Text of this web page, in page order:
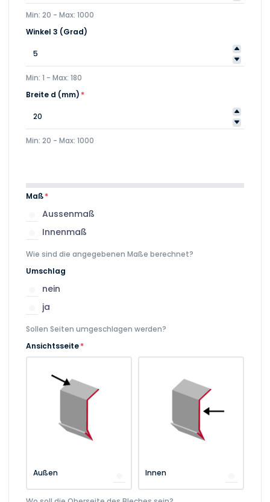
Min: 20 - Max: 1000
Winkel 3 (Grad)
Min: 1 - Max: 180
Breite d (mm) *
Min: 20 - Max: 1000
Maß*
Aussenmaß
Innenmaß
Wie sind die angegebenen Maße berechnet?
Umschlag
nein
ja
Sollen Seiten umgeschlagen werden?
Ansichtsseite*
Außen Innen